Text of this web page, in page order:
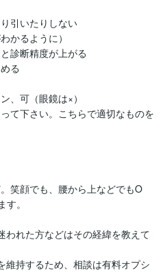
引いたりしない
かるように）
診断精度が上がる
る
、可（眼鏡は×）
て下さい。こちらで適切なものを
笑顔でも、腰から上などでもO
。
われた方などはその経緯を教えて
維持するため、相談は有料オプシ